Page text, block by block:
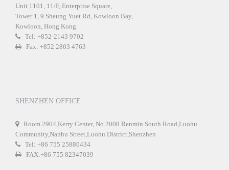
Unit 1101, 11/F, Enterprise Square,
Tower 1, 9 Sheung Yuet Rd, Kowloon Bay,
Kowloon, Hong Kong
Tel: +852-2143 9702
Fax: +852 2803 4763
SHENZHEN OFFICE
Room 2904,Kerry Center, No.2008 Renmin South Road,Luohu
Community,Nanhu Street,Luohu District,Shenzhen
Tel: +86 755 25880434
FAX:+86 755 82347039